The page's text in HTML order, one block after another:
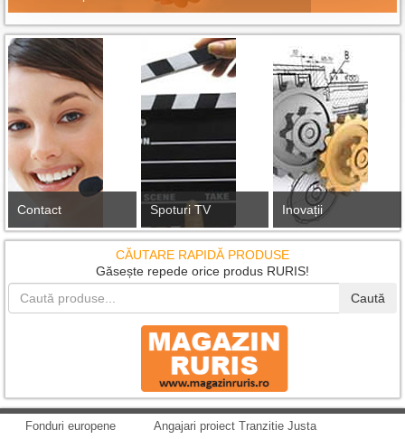
Contact Spoturi TV Inovații
CĂUTARE RAPIDĂ PRODUSE
Găsește repede orice produs RURIS!
Caută
Fonduri europene Angajari proiect Tranzitie Justa